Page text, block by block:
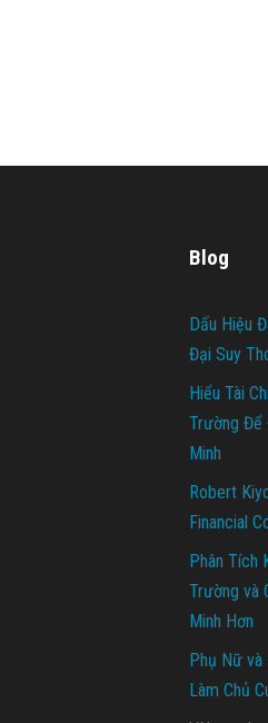
Blog
Dấu Hiệu
Đại Suy
Hiểu Tài
Trường Để
Minh
Robert
Financial
Phân Tích
Trường và
Minh Hơn
Phụ Nữ và
Làm Chủ